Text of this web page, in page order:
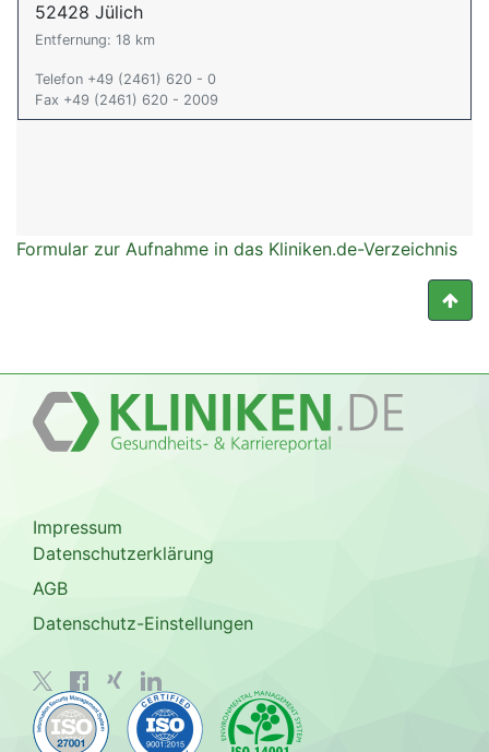
52428 Jülich
Entfernung: 18 km
Telefon +49 (2461) 620 - 0
Fax +49 (2461) 620 - 2009
Formular zur Aufnahme in das Kliniken.de-Verzeichnis
Impressum
Datenschutzerklärung
AGB
Datenschutz-Einstellungen